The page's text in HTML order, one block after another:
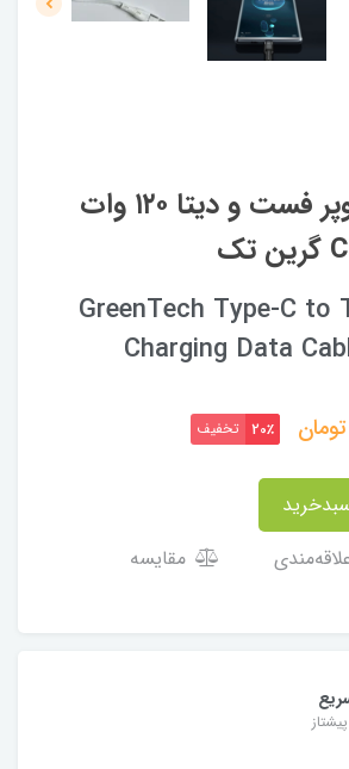
کابل شارژ سوپر فست و دیتا ۱۲۰ وات
GreenTech Type-C to
Charging Data
تومان 20٪ تخفیف
مقایسه